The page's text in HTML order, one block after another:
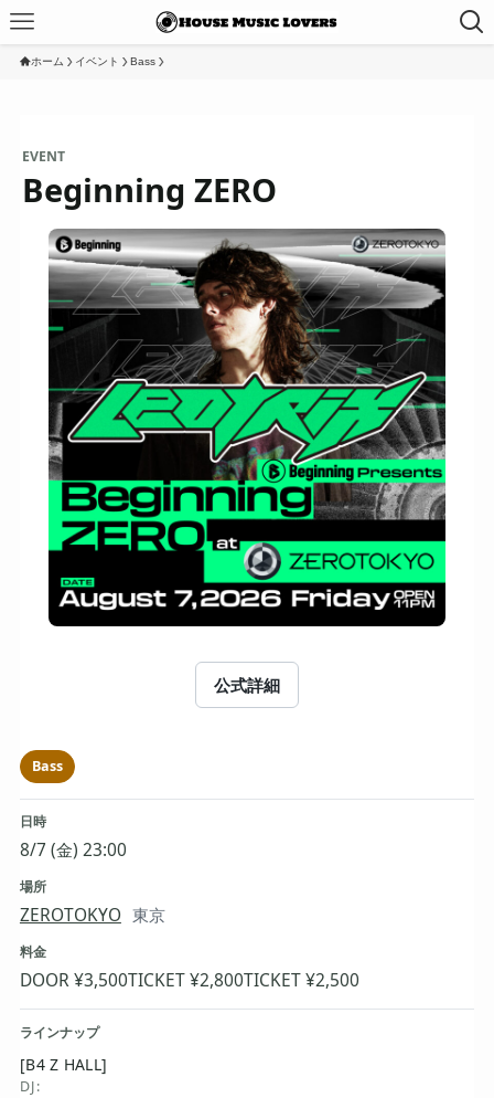
ホーム イベント Bass
EVENT
Beginning ZERO
公式詳細
Bass
日時
8/7 (金) 23:00
場所
ZEROTOKYO 東京
料金
DOOR ¥3,500TICKET ¥2,800TICKET ¥2,500
ラインナップ
[B4 Z HALL]
DJ: